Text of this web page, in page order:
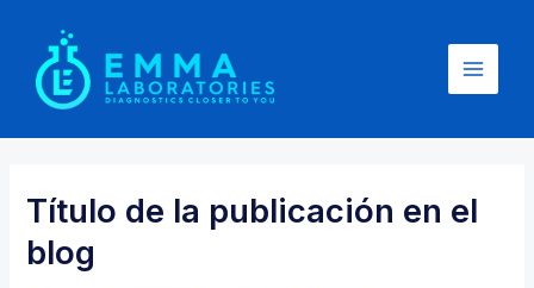
contenido
Menu
Título de la publicación en el
blog
Título
de
la